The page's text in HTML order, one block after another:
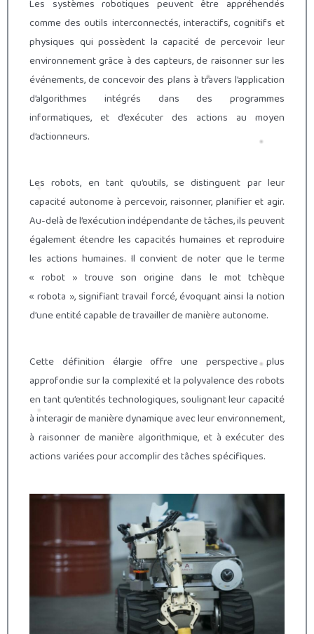
Les systèmes robotiques peuvent être appréhendés
comme des outils interconnectés, interactifs, cognitifs et
physiques qui possèdent la capacité de percevoir leur
environnement grâce à des capteurs, de raisonner sur les
événements, de concevoir des plans à travers l’application
d’algorithmes intégrés dans des programmes
informatiques, et d’exécuter des actions au moyen
d’actionneurs.
Les robots, en tant qu’outils, se distinguent par leur
capacité autonome à percevoir, raisonner, planifier et agir.
Au-delà de l’exécution indépendante de tâches, ils peuvent
également étendre les capacités humaines et reproduire
les actions humaines. Il convient de noter que le terme
« robot » trouve son origine dans le mot tchèque
« robota », signifiant travail forcé, évoquant ainsi la notion
d’une entité capable de travailler de manière autonome.
Cette définition élargie offre une perspective plus
approfondie sur la complexité et la polyvalence des robots
en tant qu’entités technologiques, soulignant leur capacité
à interagir de manière dynamique avec leur environnement,
à raisonner de manière algorithmique, et à exécuter des
actions variées pour accomplir des tâches spécifiques.